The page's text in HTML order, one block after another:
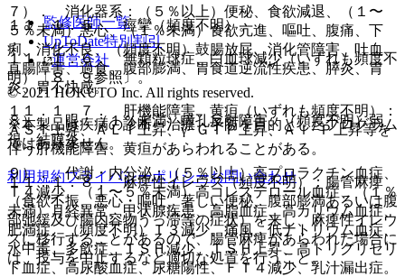
７）． 消化器系：（５％以上）便秘、食欲減退、（１〜
５％未満）悪心、（１％未満）食欲亢進、嘔吐、腹痛、下
痢、消化不良、（頻度不明）鼓腸放屁、消化管障害、吐血、
直腸障害、過食、腹部膨満、胃食道逆流性疾患、膵炎、胃
炎、胃不快感。
８）． 眼：（１％未満）瞳孔反射障害、（頻度不明）弱
視、結膜炎。
９）． 代謝・内分泌：（５％以上）高プロラクチン血症、
Ｔ４減少、（１〜５％未満）高コレステロール血症、（１％
未満）月経異常、甲状腺疾患、高脂血症、高カリウム血症、
肥満症、（頻度不明）Ｔ３減少、痛風、低ナトリウム血症、
水中毒、多飲症、ＴＳＨ減少、ＴＳＨ上昇、高トリグリセリ
ド血症、高尿酸血症、尿糖陽性、ＦＴ４減少、乳汁漏出症。
１１．１．５． 痙攣（頻度不明）。
１１．１．６． 無顆粒球症、白血球減少（いずれも頻度不
明）〔８．９参照〕。
１１．１．７． 肝機能障害、黄疸（いずれも頻度不明）：
ＡＳＴ上昇、ＡＬＴ上昇、γ−ＧＴＰ上昇、Ａｌ−Ｐ上昇等を
伴う肝機能障害、黄疸があらわれることがある。
１１．１．８． 麻痺性イレウス（頻度不明）：腸管麻痺
（食欲不振、悪心・嘔吐、著しい便秘、腹部膨満あるいは腹
部弛緩及び腸内容物うっ滞等の症状）を来し、麻痺性イレウ
スに移行することがあるので、腸管麻痺があらわれた場合に
は、投与を中止するなど適切な処置を行うこと。
監修医師一覧
UpToDate特別割引
運営会社
© 2021 HOKUTO Inc. All rights reserved.
※本製品は疾病の診断・治療・予防を目的としたプログラム
ではありません。
利用規約プライバシーポリシーお問い合わせ